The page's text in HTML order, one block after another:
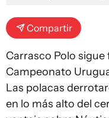
Compartir
Carrasco Polo
Campeonato
Las polacas
en lo más alto del